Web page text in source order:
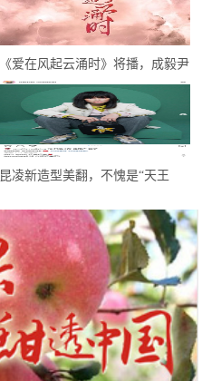
《爱在风起云涌时》将播，成毅尹
正首次合作，超期待
昆凌新造型美翻，不愧是“天王